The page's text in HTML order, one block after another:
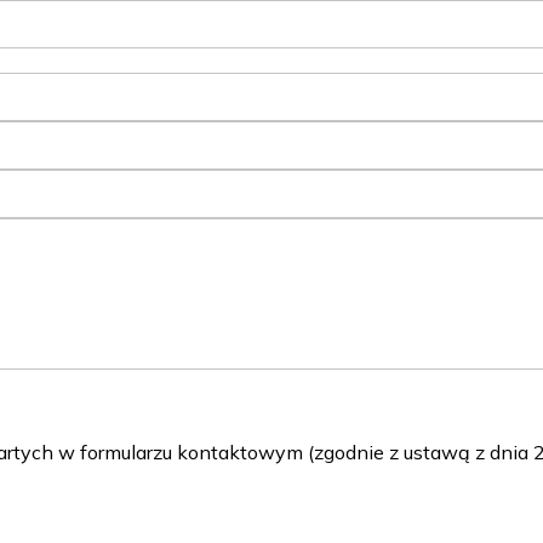
w formularzu kontaktowym (zgodnie z ustawą z dnia